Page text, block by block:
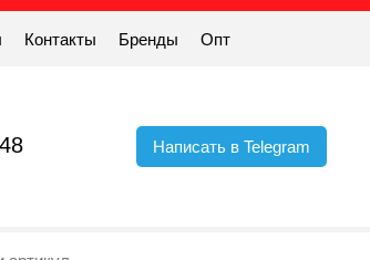
Контакты Бренды Опт
Написать в Telegram